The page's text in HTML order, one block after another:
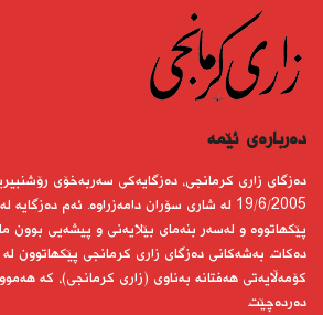
دەربارەى ئێمە
دەزگای زاری كرمانجی، دەزگایەكی سەربەخۆی
19/6/2005 لە شاری سۆران دامەزراوە. ئەم
پێكهاتووە و لەسەر بنەمای بێلایەنی و پیشەیی بوون
دەكات. بەشەكانی دەزگای زاری كرمانجی پێكهاتوون
كۆمەڵایەتی هەفتانە بەناوی (زاری كرمانجی)، كە
دەردەچێت.